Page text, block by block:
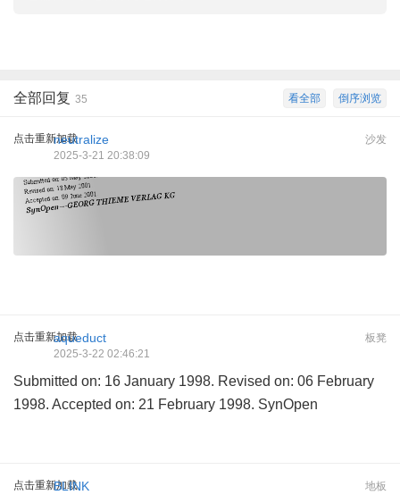
倒序浏览
看全部
全部回复 35
点击重新加载 沙发
neutralize
2025-3-21 20:38:09
点击重新加载 板凳
aqueduct
2025-3-22 02:46:21
Submitted on: 16 January 1998. Revised on: 06 February
1998. Accepted on: 21 February 1998. SynOpen
点击重新加载 地板
BLINK